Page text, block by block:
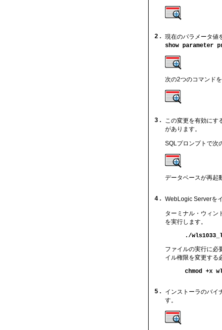
2 . 現在のパラメータ値
show parameter
次の2つのコマンド
3 .
この変更を有効にす
があります。
SQLプロンプトで次
データベースが再起
4 . WebLogic Serverを
ターミナル・ウィン
を実行します。
./
ファイルの実行に必
イル権限を変更する
chmod +x
5 .
インストーラのバイ
す。